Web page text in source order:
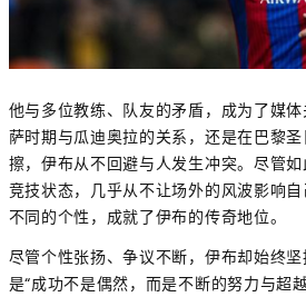
他与多位教练、队友的矛盾，成为了媒
萨时期与瓜迪奥拉的关系，还是在巴黎
擦，伊布从不回避与人发生冲突。尽管
竞技状态，几乎从不让场外的风波影响
不同的个性，成就了伊布的传奇地位。
尽管个性张扬、争议不断，伊布却始终
是“成功不是偶然，而是不断的努力与超